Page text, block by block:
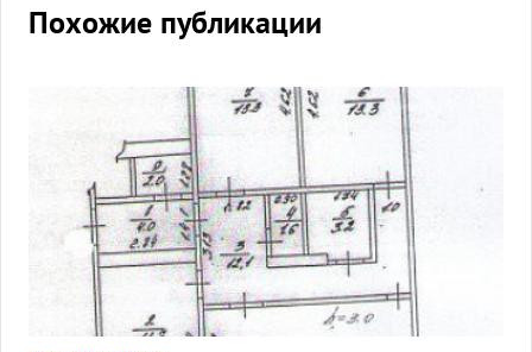
Похожие публикации